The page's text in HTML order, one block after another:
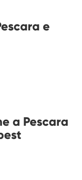
e
a Pescara